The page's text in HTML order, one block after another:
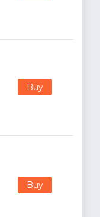
Buy
Buy